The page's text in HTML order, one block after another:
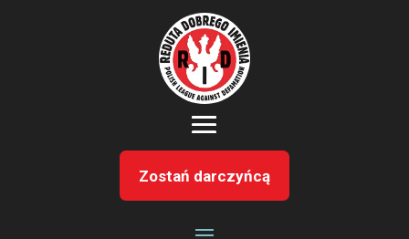
Zostań darczyńcą